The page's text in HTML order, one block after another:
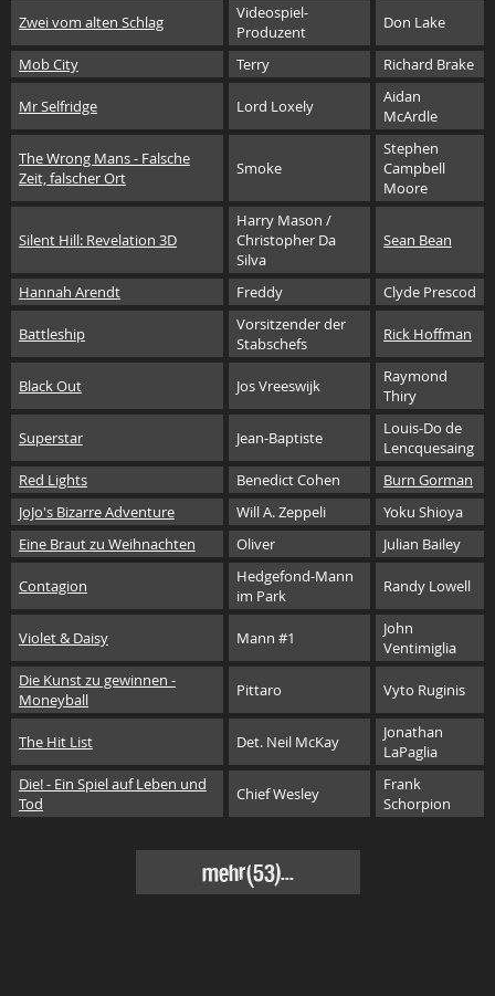
Zwei vom alten Schlag
Videospiel-
Produzent
Don Lake
Mob City Terry Richard Brake
Mr Selfridge Lord Loxely
Aidan
McArdle
The Wrong Mans - Falsche
Zeit, falscher Ort
Smoke
Stephen
Campbell
Moore
Silent Hill: Revelation 3D
Harry Mason /
Christopher Da
Silva
Sean Bean
Hannah Arendt Freddy Clyde Prescod
Battleship
Vorsitzender der
Stabschefs
Rick Hoffman
Black Out Jos Vreeswijk
Raymond
Thiry
Superstar Jean-Baptiste
Louis-Do de
Lencquesaing
Red Lights
Benedict Cohen
Burn Gorman
JoJo's Bizarre Adventure
Will A. Zeppeli
Yoku Shioya
Eine Braut zu Weihnachten
Oliver Julian Bailey
Contagion
Hedgefond-Mann
im Park
Randy Lowell
Violet & Daisy Mann #1
John
Ventimiglia
Die Kunst zu gewinnen -
Moneyball
Pittaro Vyto Ruginis
The Hit List Det. Neil McKay
Jonathan
LaPaglia
Die! - Ein Spiel auf Leben und
Tod
Chief Wesley
Frank
Schorpion
mehr(53)...